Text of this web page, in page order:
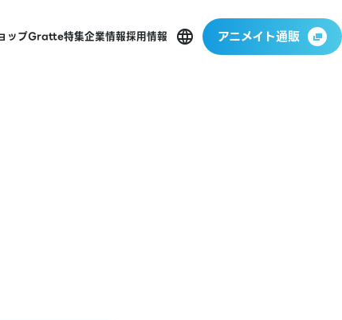
ップGratte特集企業情報採用情報 アニメイト通販